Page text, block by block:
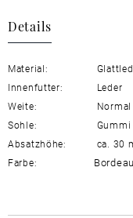
Details
Material:
Innenfutter:
Leder
Weite:
Normal
Sohle:
Gummi
Absatzhöhe:
ca. 30
Farbe: